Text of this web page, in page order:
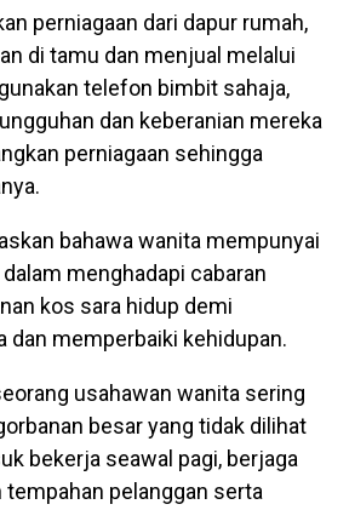
perniagaan dari dapur rumah,
di tamu dan menjual melalui
telefon bimbit sahaja,
dan keberanian mereka
perniagaan sehingga
bahawa wanita mempunyai
menghadapi cabaran
kos sara hidup demi
dan memperbaiki kehidupan.
usahawan wanita sering
besar yang tidak dilihat
bekerja seawal pagi, berjaga
pelanggan serta